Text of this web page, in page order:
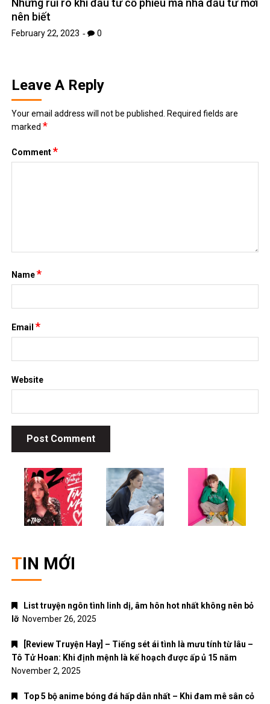
Những rủi ro khi đầu tư cổ phiếu mà nhà đầu tư mới
nên biết
February 22, 2023 0
Leave A Reply
Your email address will not be published. Required fields are
marked*
Comment*
Name*
Email*
Website
TIN MỚI
List truyện ngôn tình linh dị, âm hôn hot nhất không nên bỏ
lỡ November 26, 2025
[Review Truyện Hay] – Tiếng sét ái tình là mưu tính từ lâu –
Tô Tử Hoan: Khi định mệnh là kế hoạch được ấp ủ 15 năm
November 2, 2025
Top 5 bộ anime bóng đá hấp dẫn nhất – Khi đam mê sân cỏ